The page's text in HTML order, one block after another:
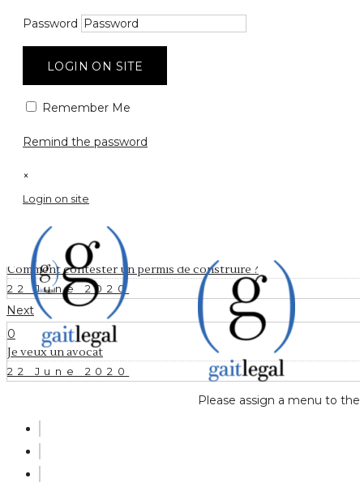
Password
LOGIN ON SITE
Remember Me
Remind the password
×
Login on site
Please assign a menu to
lieux
22 June 2020 by gaitegal0Comments
Comment contester un permis de construire ?
22 June 2020
Next
0
Je veux un avocat
22 June 2020